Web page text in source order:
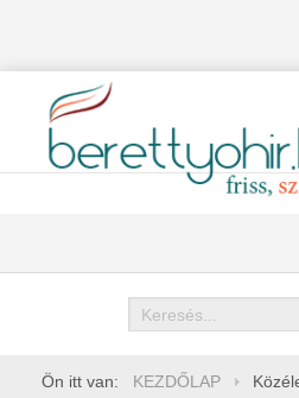
Keresés
Ön itt van: KEZDŐLAP